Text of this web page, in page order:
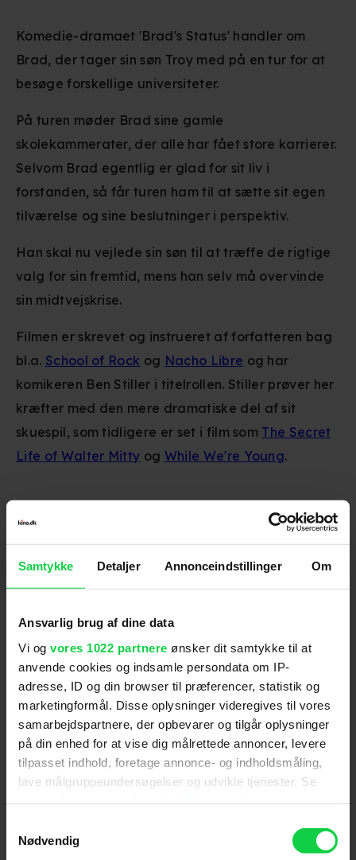
Samtykke Detaljer Annonceindstillinger Om
Ansvarlig brug af dine data
Vi og vores 1022 partnere ønsker dit samtykke til at
anvende cookies og indsamle persondata om IP-
adresse, ID og din browser til præferencer, statistik og
marketingformål. Disse oplysninger videregives til vores
samarbejdspartnere, der opbevarer og tilgår oplysninger
på din enhed for at vise dig målrettede annoncer, levere
tilpasset indhold, foretage annonce- og indholdsmåling,
lave målgruppeundersøgelser og udvikle tjenester. Se
tilbage eller ændre indstillinger fra vores
Nødvendig
Premiere
Skuespillere:Ben Stiller,Austin Abrams,Jenna
Fischer,Michael Sheen
Luke Wilson
Genre:Komedie / Drama
Aldersmærke med vurdering
Filmen er fortalt i et roligt tempo og indeholder
ingen elementer, der vurderes at kunne virke
skræmmende på de yngste børn.
Distributør: Scanbox
Komedie-dramaet 'Brad's Status' handler om
Brad, der tager sin søn Troy med på en tur for at
besøge forskellige universiteter.
På turen møder Brad sine gamle
skolekammerater, der alle har fået store karrierer.
Selvom Brad egentlig er glad for sit liv i
forstanden, så får turen ham til at sætte sit egen
tilværelse og sine beslutninger i perspektiv.
Han skal nu vejlede sin søn til at træffe de rigtige
valg for sin fremtid, mens han selv må overvinde
sin midtvejskrise.
Filmen er skrevet og instrueret af forfatteren bag
bl.a. School of Rock og Nacho Libre og har
komikeren Ben Stiller i titelrollen. Stiller prøver her
kræfter med den mere dramatiske del af sit
skuespil, som tidligere er set i film som The Secret
Life of Walter Mitty og While We're Young.